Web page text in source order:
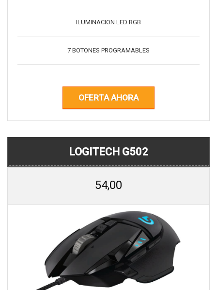
ILUMINACION LED RGB
7 BOTONES PROGRAMABLES
OFERTA AHORA
LOGITECH G502
54,00